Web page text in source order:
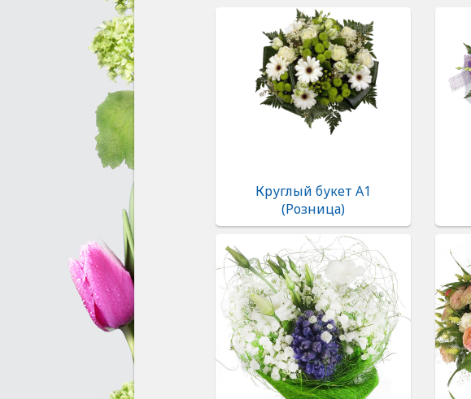
Круглый букет А1
(Розница)